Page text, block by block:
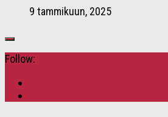
9 tammikuun, 2025
Follow: